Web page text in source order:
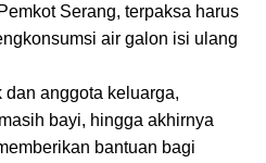
Serang, terpaksa harus
air galon isi ulang
anggota keluarga,
bayi, hingga akhirnya
bantuan bagi